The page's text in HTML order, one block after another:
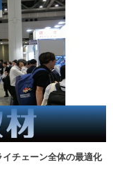
イチェーン全体の最適化